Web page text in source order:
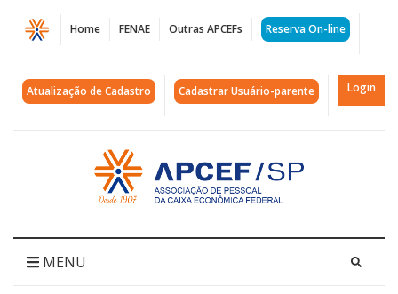
Página
Hoje
tem
promoção
mérito
Home FENAE Outras APCEFs Reserva On-line
Atualização de Cadastro Cadastrar Usuário-parente Login
Acessar
página
inicial
MENU